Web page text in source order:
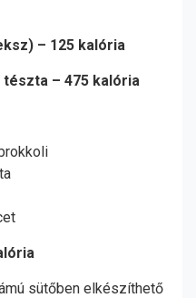
– 125 kalória
– 475 kalória
sütőben elkészíthető